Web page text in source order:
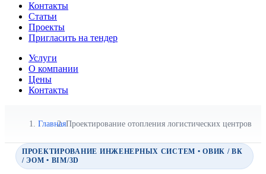
Контакты
Статьи
Проекты
Пригласить на тендер
Услуги
О компании
Цены
Контакты
ГлавнаяПроектирование отопления логистических центров
ПРОЕКТИРОВАНИЕ ИНЖЕНЕРНЫХ СИСТЕМ • ОВИК / ВК
/ ЭОМ • BIM/3D